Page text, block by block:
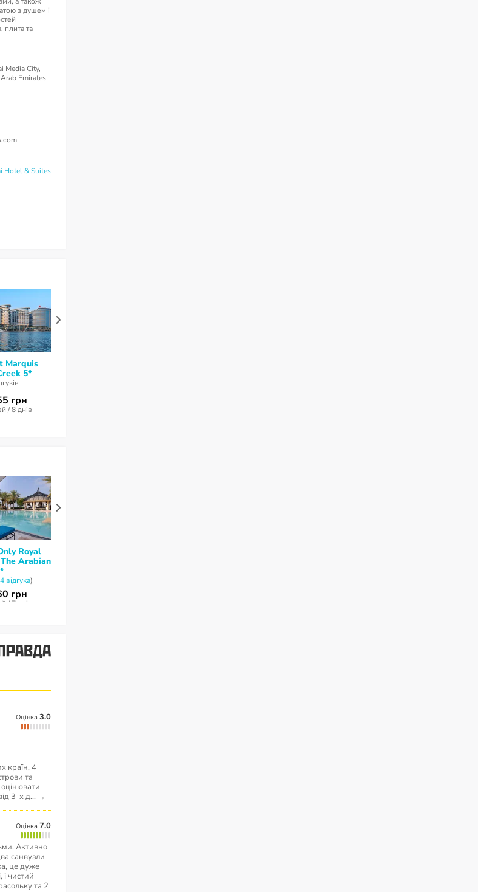
з душем і
плита та
Media City,
Emirates
Hotel & Suites
Marquis
5*
грн
/ 8 днів
Royal
Arabian
4 відгукa)
грн
/ 7 днів
Оцінка
3.0
країн, 4
та
3-х д... →
Оцінка
7.0
Активно
санвузли
це дуже
і чистий
та 2